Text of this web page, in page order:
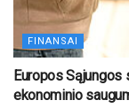
FINANSAI
Europos Sąjungos
ekonominio